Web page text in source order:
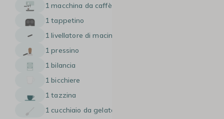
1 macchina da caffè manuale
1 tappetino
1 livellatore di macinatura
1 pressino
1 bilancia
1 bicchiere
1 tazzina
1 cucchiaio da gelato o un cucchiaio da tavola